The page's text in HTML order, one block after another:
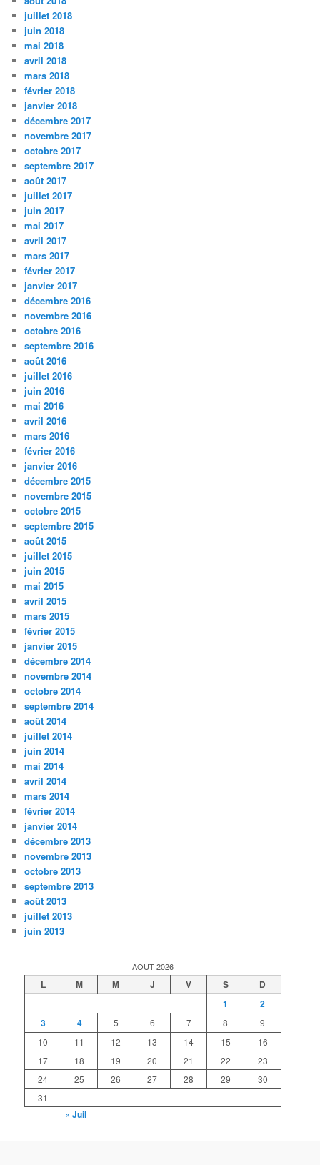
juillet 2018
juin 2018
mai 2018
avril 2018
mars 2018
février 2018
janvier 2018
décembre 2017
novembre 2017
octobre 2017
septembre 2017
août 2017
juillet 2017
juin 2017
mai 2017
avril 2017
mars 2017
février 2017
janvier 2017
décembre 2016
novembre 2016
octobre 2016
septembre 2016
août 2016
juillet 2016
juin 2016
mai 2016
avril 2016
mars 2016
février 2016
janvier 2016
décembre 2015
novembre 2015
octobre 2015
septembre 2015
août 2015
juillet 2015
juin 2015
mai 2015
avril 2015
mars 2015
février 2015
janvier 2015
décembre 2014
novembre 2014
octobre 2014
septembre 2014
août 2014
juillet 2014
juin 2014
mai 2014
avril 2014
mars 2014
février 2014
janvier 2014
décembre 2013
novembre 2013
octobre 2013
septembre 2013
août 2013
juillet 2013
juin 2013
AOÛT 2026
L M M J V S
D
1
2
3
4 5 6 7 8
9
10
11 12 13 14 15
16
17
18 19 20 21 22
23
24
25 26 27 28 29
30
31
« Juil